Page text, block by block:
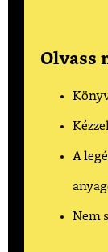
Olvass
A
Nem